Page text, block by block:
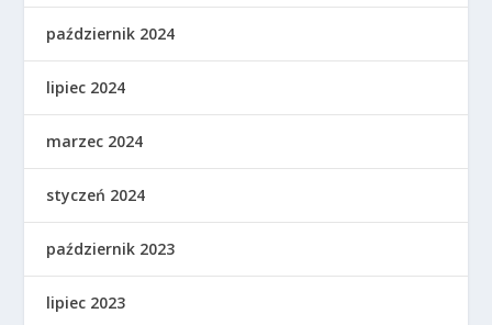
październik 2024
lipiec 2024
marzec 2024
styczeń 2024
październik 2023
lipiec 2023